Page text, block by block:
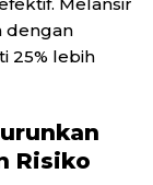
dengan
25% lebih
Risiko